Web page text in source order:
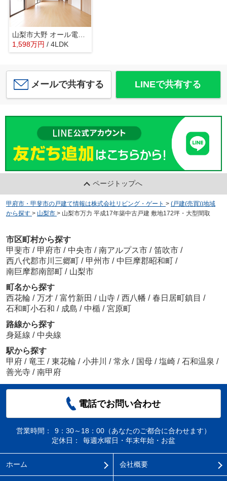
山梨市大野 オール電化再生中古住宅 内外装大変綺麗です。
1,598万円 / 4LDK
メールで共有する LINEで共有する
ページトップへ
甲府市・甲斐市の戸建て情報は株式会社リビング・ゲート > (戸建(売買))地域
から探す > 山梨市 > 山梨市万力 平成17年築中古戸建 敷地172坪・大型間取
市区町村から探す
甲斐市 / 甲府市 / 中央市 / 南アルプス市 / 笛吹市 /
西八代郡市川三郷町 / 甲州市 / 中巨摩郡昭和町 /
南巨摩郡南部町 / 山梨市
町名から探す
西花輪 / 万才 / 富竹新田 / 山寺 / 西八幡 / 春日居町鎮目 /
石和町小石和 / 成島 / 中楯 / 宮原町
路線から探す
身延線 / 中央線
駅から探す
甲府 / 竜王 / 東花輪 / 小井川 / 常永 / 国母 / 塩崎 / 石和温泉 /
善光寺 / 南甲府
電話でお問い合わせ
営業時間：
9：30～18：00（あなたのご都合に合わせます）
定休日：
毎週水曜日・年末年始・お盆
ホーム 会社概要